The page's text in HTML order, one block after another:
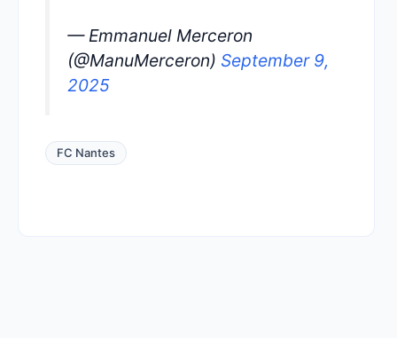
— Emmanuel Merceron
(@ManuMerceron) September 9,
2025
FC Nantes